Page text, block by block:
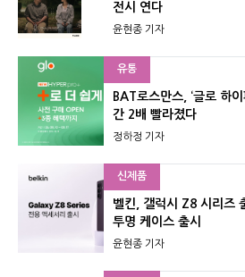
전시 연다
윤현종 기자
유통
BAT로스만스, ‘글로 하
간 2배 빨라졌다
정하정 기자
신제품
벨킨, 갤럭시 Z8 시리즈
투명 케이스 출시
윤현종 기자